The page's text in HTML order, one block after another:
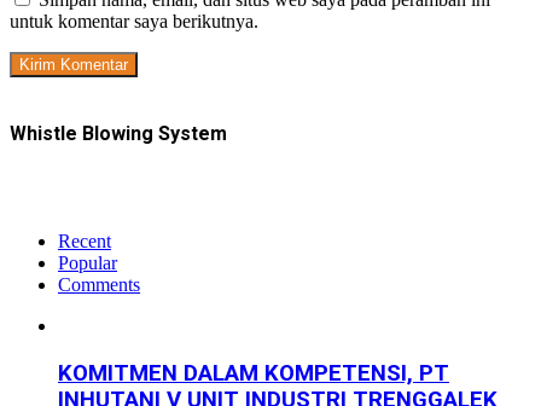
untuk komentar saya berikutnya.
Whistle Blowing System
Recent
Popular
Comments
KOMITMEN DALAM KOMPETENSI, PT
INHUTANI V UNIT INDUSTRI TRENGGALEK